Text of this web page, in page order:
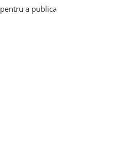
pentru a publica